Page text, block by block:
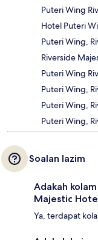
Puteri Wing
Hotel Puteri
Puteri Wing,
Riverside
Puteri Wing
Puteri Wing,
Puteri Wing,
Puteri Wing,
Soalan lazim
Adakah
Majestic
Ya, terdapat